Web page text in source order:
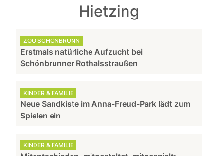
Hietzing
ZOO SCHÖNBRUNN
Erstmals natürliche Aufzucht bei
Schönbrunner Rothalsstraußen
KINDER & FAMILIE
Neue Sandkiste im Anna-Freud-Park lädt zum
Spielen ein
KINDER & FAMILIE